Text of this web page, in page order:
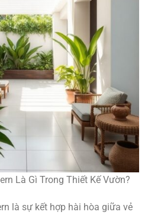
Là Gì Trong Thiết Kế Vườn?
là sự kết hợp hài hòa giữa vẻ